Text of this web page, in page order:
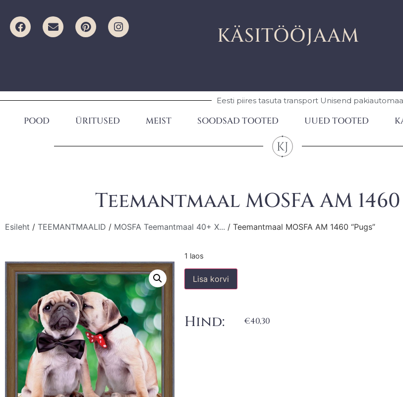
KÄSITÖÖJAAM
Eesti piires tasuta transport Unisend
POOD ÜRITUSED MEIST SOODSAD TOOTED UUED TOOTED
Teemantmaal MOSFA AM 1460
Esileht / TEEMANTMAALID / MOSFA Teemantmaal 40+ X... / Teemantmaal MOSFA AM 1460 “Pugs”
1 laos
Lisa korvi
Hind: €40,30